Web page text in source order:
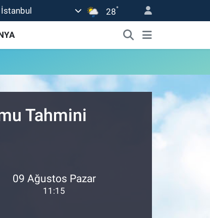
İstanbul 28°
Tahmini
09 Ağustos Pazar
11:15